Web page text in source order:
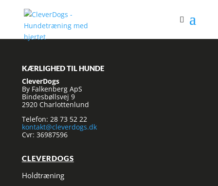
KÆRLIGHED TIL HUNDE
CleverDogs
By Falkenberg ApS
Bindesbøllsvej 9
2920 Charlottenlund
Telefon: 28 73 52 22
kontakt@cleverdogs.dk
Cvr: 36987596
CLEVERDOGS
Holdtræning